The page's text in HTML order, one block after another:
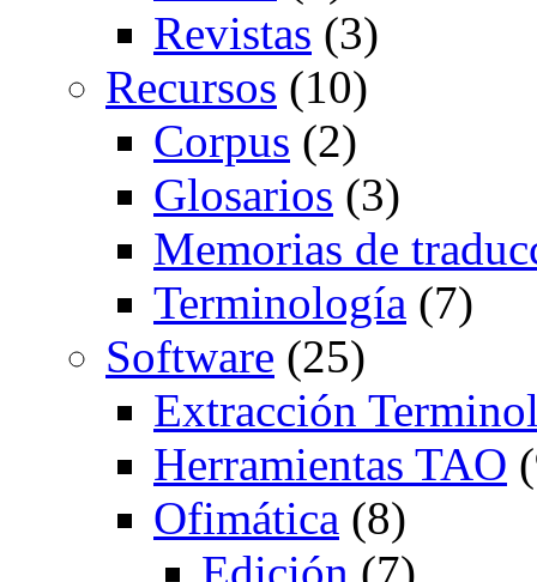
Revistas (3)
Recursos (10)
Corpus (2)
Glosarios (3)
Memorias de
Terminología (7)
Software (25)
Extracción
Herramientas TAO
Ofimática (8)